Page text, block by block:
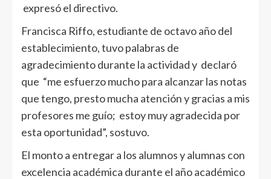
expresó el directivo.
Francisca Riffo, estudiante de octavo año del
establecimiento, tuvo palabras de
agradecimiento durante la actividad y declaró
que “me esfuerzo mucho para alcanzar las notas
que tengo, presto mucha atención y gracias a mis
profesores me guío; estoy muy agradecida por
esta oportunidad”, sostuvo.
El monto a entregar a los alumnos y alumnas con
excelencia académica durante el año académico